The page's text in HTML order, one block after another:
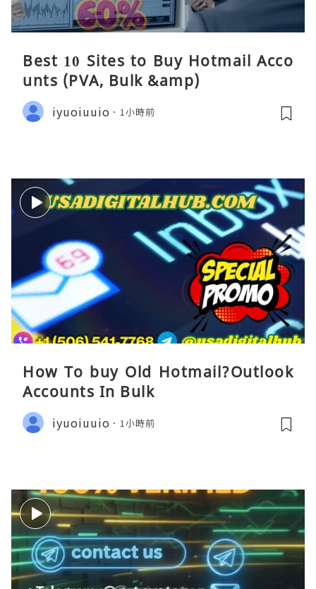
Best 10 Sites to Buy Hotmail Acco
unts (PVA, Bulk &amp)
iyuoiuuio 1小時前
How To buy Old Hotmail?Outlook
Accounts In Bulk
iyuoiuuio 1小時前